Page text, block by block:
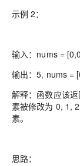
示例 2：
输入：nums =
输出：5, nums =
解释：函数应该
素被修改为 0, 1,
素。
思路：